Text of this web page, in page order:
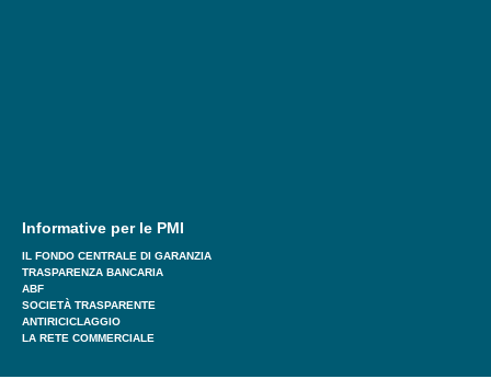
Informative per le PMI
IL FONDO CENTRALE DI GARANZIA
TRASPARENZA BANCARIA
ABF
SOCIETÀ TRASPARENTE
ANTIRICICLAGGIO
LA RETE COMMERCIALE